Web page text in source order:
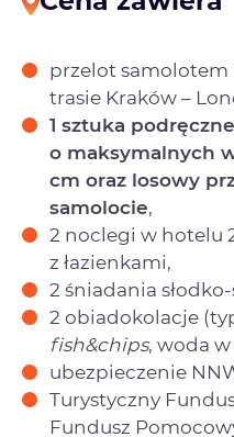
przelot samolotem
trasie Kraków –
1 sztuka
o maksymalnych
cm oraz losowy
samolocie,
2 noclegi w hotelu
z łazienkami,
2 śniadania słodko-
2 obiadokolacje
fish&chips, woda
ubezpieczenie
Turystyczny
Fundusz